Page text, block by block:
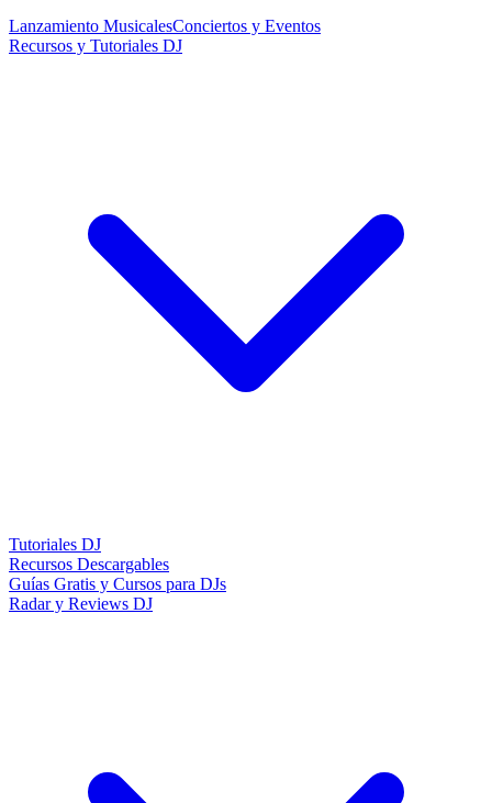
Lanzamiento MusicalesConciertos y Eventos
Recursos y Tutoriales DJ
Tutoriales DJ
Recursos Descargables
Guías Gratis y Cursos para DJs
Radar y Reviews DJ